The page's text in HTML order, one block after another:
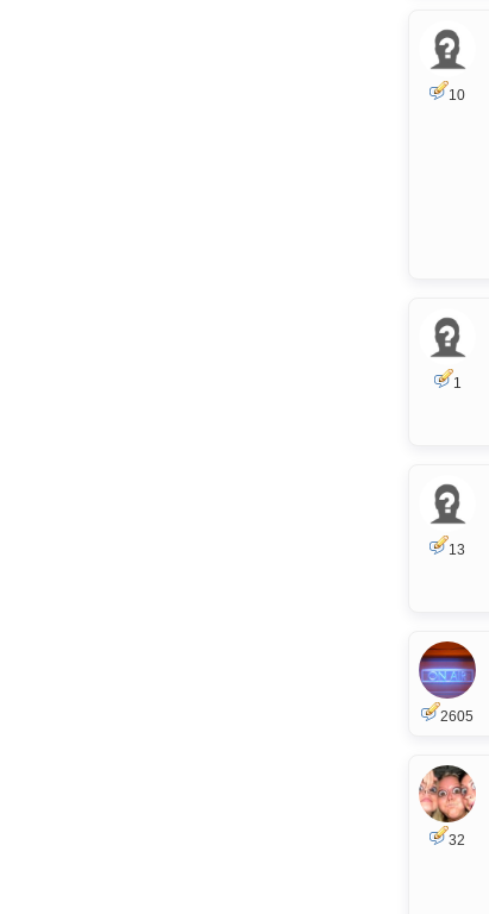
10
1
13
2605
32